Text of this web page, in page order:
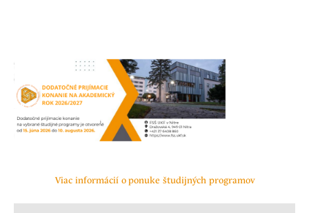
Viac informácií o ponuke študijných programov